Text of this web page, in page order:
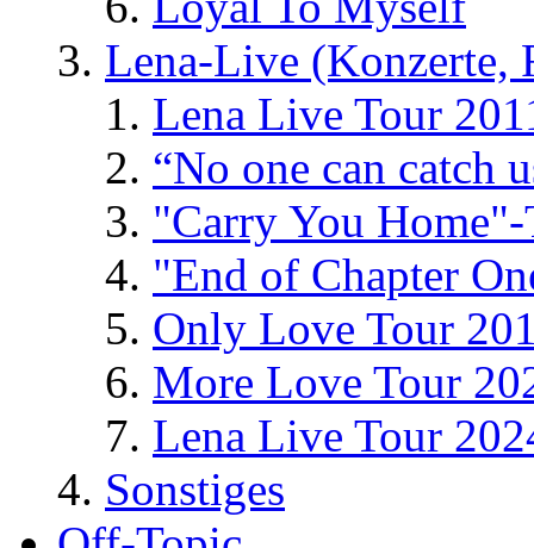
Lena-Live (Konzerte,
Lena Live Tour
“No one can catch
"Carry You
"End of Chapter
Only Love Tour
More Love Tour
Lena Live Tour
Sonstiges